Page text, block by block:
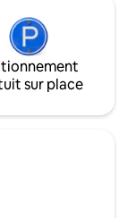
sur place